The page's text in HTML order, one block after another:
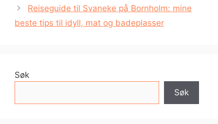
Reiseguide til Svaneke på Bornholm: mine
beste tips til idyll, mat og badeplasser
Søk
Søk